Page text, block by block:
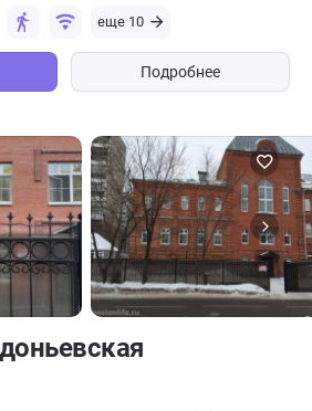
еще 10
Подробнее